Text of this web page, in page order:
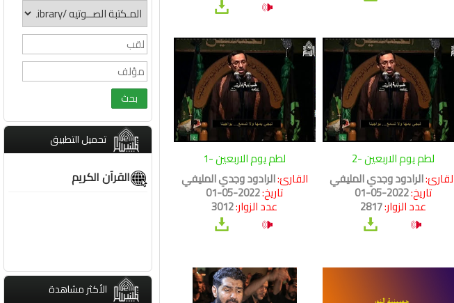
لطم يوم الاربعين -2
الرادود وجدي المليفي
تاريخ:2022-05-01
عدد الزوار:2817
لطم يوم الاربعين -1
القارئ:الرادود وجدي المليفي
تاريخ:2022-05-01
عدد الزوار:3012
تحميل التطبيق
القرآن الكريم
الأكثر مشاهدة